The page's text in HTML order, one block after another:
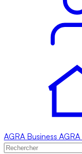
AGRA Business AGRA